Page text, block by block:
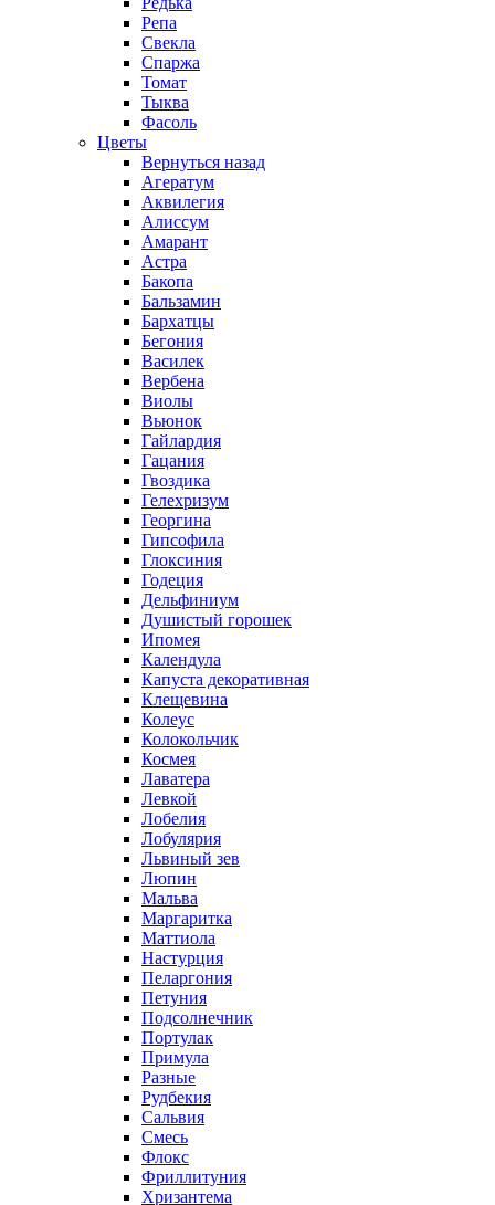
Репа
Свекла
Спаржа
Томат
Тыква
Фасоль
Цветы
Вернуться назад
Агератум
Аквилегия
Алиссум
Амарант
Астра
Бакопа
Бальзамин
Бархатцы
Бегония
Василек
Вербена
Виолы
Вьюнок
Гайлардия
Гацания
Гвоздика
Гелехризум
Георгина
Гипсофила
Глоксиния
Годеция
Дельфиниум
Душистый горошек
Ипомея
Календула
Капуста декоративная
Клещевина
Колеус
Колокольчик
Космея
Лаватера
Левкой
Лобелия
Лобулярия
Львиный зев
Люпин
Мальва
Маргаритка
Маттиола
Настурция
Пеларгония
Петуния
Подсолнечник
Портулак
Примула
Разные
Рудбекия
Сальвия
Смесь
Флокс
Фриллитуния
Хризантема